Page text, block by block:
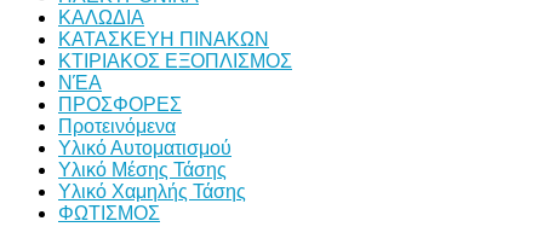
ΚΑΛΩΔΙΑ
ΚΑΤΑΣΚΕΥΗ ΠΙΝΑΚΩΝ
ΚΤΙΡΙΑΚΟΣ ΕΞΟΠΛΙΣΜΟΣ
ΝΈΑ
ΠΡΟΣΦΟΡΕΣ
Προτεινόμενα
Υλικό Αυτοματισμού
Υλικό Μέσης Τάσης
Υλικό Χαμηλής Τάσης
ΦΩΤΙΣΜΟΣ